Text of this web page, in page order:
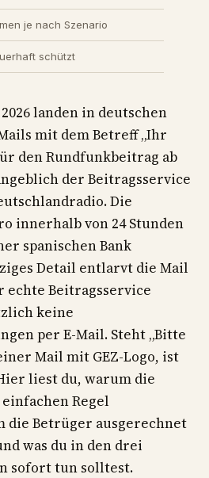
je nach Szenario
schützt
landen in deutschen
mit dem Betreff „Ihr
den Rundfunkbeitrag ab
der Beitragsservice
Die
innerhalb von 24 Stunden
spanischen Bank
Detail entlarvt die Mail
Beitragsservice
keine
per E-Mail. Steht „Bitte
Mail mit GEZ-Logo, ist
liest du, warum die
Regel
Betrüger ausgerechnet
was du in den drei
sofort tun solltest.